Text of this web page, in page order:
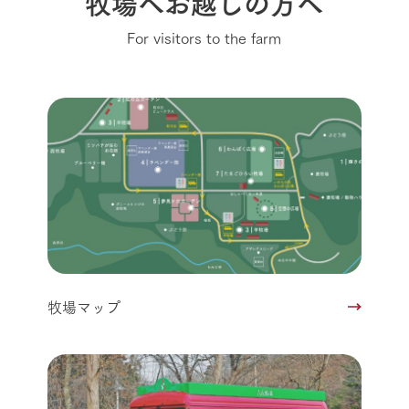
For visitors to the farm
牧場マップ